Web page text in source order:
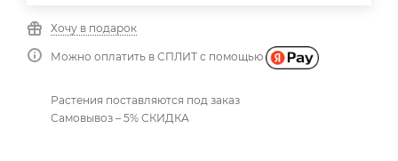
Хочу в подарок
Можно оплатить в СПЛИТ с помощью
Растения поставляются под заказ
Самовывоз – 5% СКИДКА